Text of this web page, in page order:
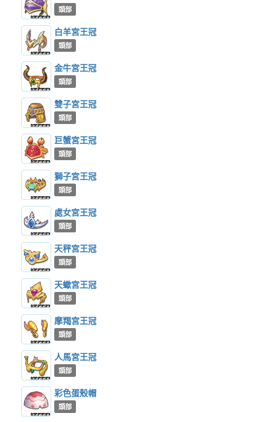
頭部
白羊宮王冠
頭部
金牛宮王冠
頭部
雙子宮王冠
頭部
巨蟹宮王冠
頭部
獅子宮王冠
頭部
處女宮王冠
頭部
天秤宮王冠
頭部
天蠍宮王冠
頭部
摩羯宮王冠
頭部
人馬宮王冠
頭部
彩色蛋殼帽
頭部